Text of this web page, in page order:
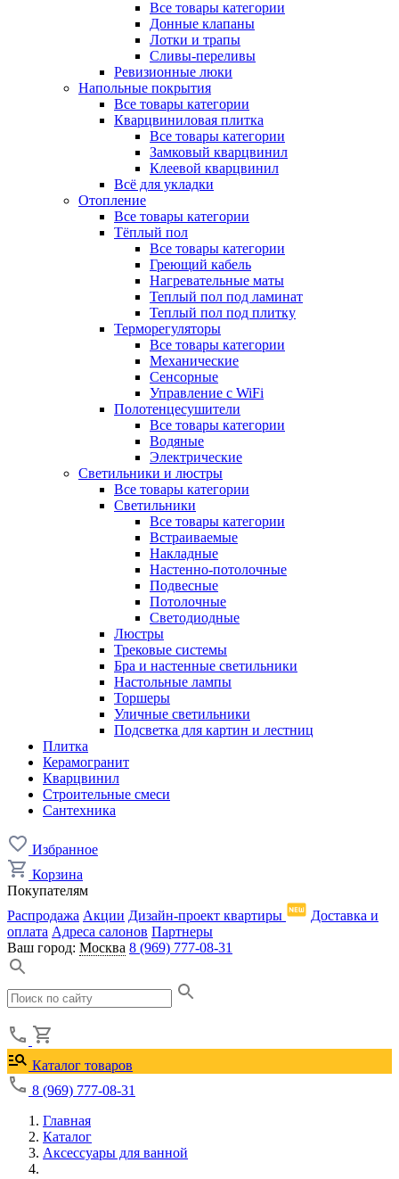
Все товары категории
Донные клапаны
Лотки и трапы
Сливы-переливы
Ревизионные люки
Напольные покрытия
Все товары категории
Кварцвиниловая плитка
Все товары категории
Замковый кварцвинил
Клеевой кварцвинил
Всё для укладки
Отопление
Все товары категории
Тёплый пол
Все товары категории
Греющий кабель
Нагревательные маты
Теплый пол под ламинат
Теплый пол под плитку
Терморегуляторы
Все товары категории
Механические
Сенсорные
Управление с WiFi
Полотенцесушители
Все товары категории
Водяные
Электрические
Светильники и люстры
Все товары категории
Светильники
Все товары категории
Встраиваемые
Накладные
Настенно-потолочные
Подвесные
Потолочные
Светодиодные
Люстры
Трековые системы
Бра и настенные светильники
Настольные лампы
Торшеры
Уличные светильники
Подсветка для картин и лестниц
Плитка
Керамогранит
Кварцвинил
Строительные смеси
Сантехника
Избранное
Корзина
Покупателям
Распродажа Акции Дизайн-проект квартиры
Доставка и
оплата Адреса салонов Партнеры
Ваш город: Москва 8 (969) 777-08-31
Каталог товаров
8 (969) 777-08-31
Главная
Каталог
Аксессуары для ванной